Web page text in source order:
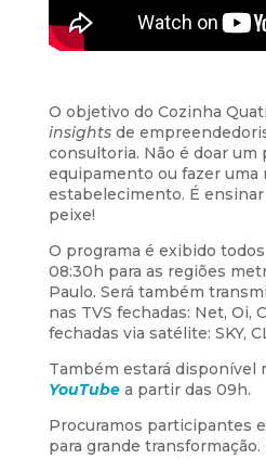
O objetivo do Cozinha
insightsde
consultoria. Não é doar um
equipamento ou fazer uma
estabelecimento. É ensinar
peixe!
O programa é exibido
08:30h para as regiões
Paulo. Será também
nas TVS fechadas: Net, Oi,
fechadas via satélite: SKY,
Também estará disponível
YouTubea partir das 09h.
Procuramos participantes
para grande